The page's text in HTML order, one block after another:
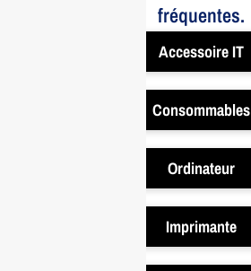
fréquentes.
Accessoire IT
Consommables
Ordinateur
Imprimante